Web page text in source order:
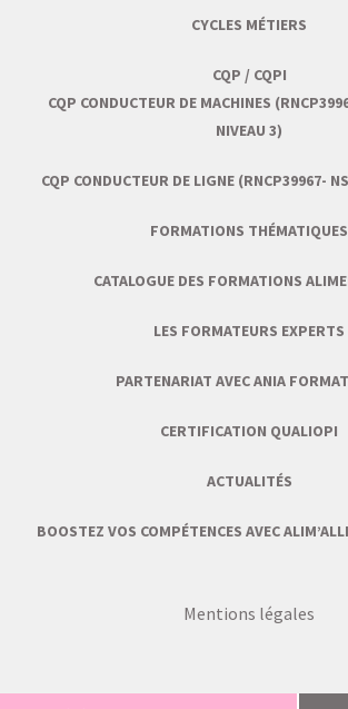
CYCLES MÉTIERS
CQP / CQPI
CQP CONDUCTEUR DE MACHINES
NIVEAU 3)
CQP CONDUCTEUR DE LIGNE (RNCP39967-
FORMATIONS THÉMATIQUES
CATALOGUE DES FORMATIONS
LES FORMATEURS EXPERTS
PARTENARIAT AVEC ANIA
CERTIFICATION QUALIOPI
ACTUALITÉS
BOOSTEZ VOS COMPÉTENCES AVEC
Mentions légales